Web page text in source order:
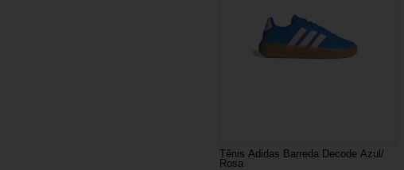
Tênis Adidas Barreda Decode Azul/
Rosa